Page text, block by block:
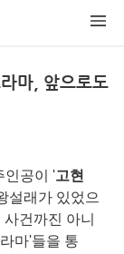
마, 앞으로도
인공이 '고현
설래가 있었으
건까진 아니
마'들을 통